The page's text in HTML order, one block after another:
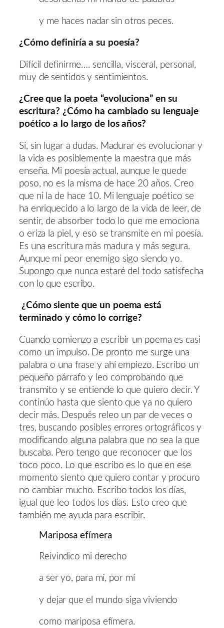
y me haces nadar sin otros peces.
¿Cómo definiría a su poesía?
Difícil definirme…. sencilla, visceral, personal,
muy de sentidos y sentimientos.
¿Cree que la poeta “evoluciona” en su
escritura? ¿Cómo ha cambiado su lenguaje
poético a lo largo de los años?
Sí, sin lugar a dudas. Madurar es evolucionar y
la vida es posiblemente la maestra que más
enseña. Mi poesía actual, aunque le quede
poso, no es la misma de hace 20 años. Creo
que ni la de hace 10. Mi lenguaje poético se
ha enriquecido a lo largo de la vida de leer, de
sentir, de absorber todo lo que me emociona
o eriza la piel, y eso se transmite en mi poesía.
Es una escritura más madura y más segura.
Aunque mi peor enemigo sigo siendo yo.
Supongo que nunca estaré del todo satisfecha
con lo que escribo.
¿Cómo siente que un poema está
terminado y cómo lo corrige?
Cuando comienzo a escribir un poema es casi
como un impulso. De pronto me surge una
palabra o una frase y ahí empiezo. Escribo un
pequeño párrafo y leo comprobando que
transmito y se entiende lo que quiero decir. Y
continúo hasta que siento que ya no quiero
decir más. Después releo un par de veces o
tres, buscando posibles errores ortográficos y
modificando alguna palabra que no sea la que
buscaba. Pero tengo que reconocer que los
toco poco. Lo que escribo es lo que en ese
momento siento que quiero contar y procuro
no cambiar mucho. Escribo todos los días,
igual que leo todos los días. Esto creo que
también me ayuda para escribir.
Mariposa efímera
Reivindico mi derecho
a ser yo, para mí, por mí
y dejar que el mundo siga viviendo
como mariposa efímera.